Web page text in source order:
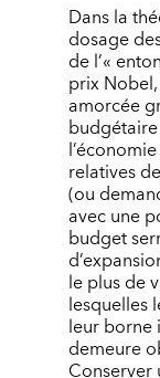
Dans la
dosage
de l’«
prix
amorcée
relatives
(ou
avec une
budget
le plus de
lesquelles
leur borne
demeure